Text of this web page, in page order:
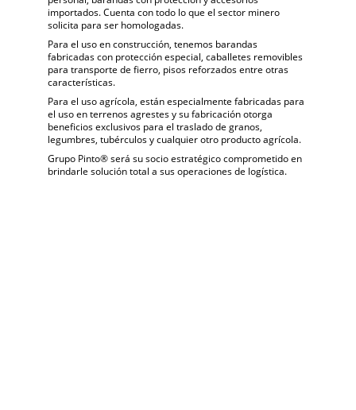
importados. Cuenta con todo lo que el sector minero
solicita para ser homologadas.
Para el uso en construcción, tenemos barandas
fabricadas con protección especial, caballetes removibles
para transporte de fierro, pisos reforzados entre otras
características.
Para el uso agrícola, están especialmente fabricadas para
el uso en terrenos agrestes y su fabricación otorga
beneficios exclusivos para el traslado de granos,
legumbres, tubérculos y cualquier otro producto agrícola.
Grupo Pinto® será su socio estratégico comprometido en
brindarle solución total a sus operaciones de logística.